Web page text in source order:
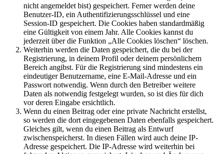
nicht angemeldet bist) gespeichert. Ferner werden deine
Benutzer-ID, ein Authentifizierungsschlüssel und eine
Session-ID gespeichert. Die Cookies haben standardmäßig
eine Gültigkeit von einem Jahr. Alle Cookies kannst du
jederzeit über die Funktion „Alle Cookies löschen“ löschen.
Weiterhin werden die Daten gespeichert, die du bei der
Registrierung, in deinem Profil oder deinem persönlichem
Bereich angibst. Für die Registrierung sind mindestens ein
eindeutiger Benutzername, eine E-Mail-Adresse und ein
Passwort notwendig. Wenn durch den Betreiber weitere
Daten als notwendig festgelegt wurden, so ist dies für dich
vor deren Eingabe ersichtlich.
Wenn du einen Beitrag oder eine private Nachricht erstellst,
so werden die dort eingegebenen Daten ebenfalls gespeichert.
Gleiches gilt, wenn du einen Beitrag als Entwurf
zwischenspeicherst. In diesen Fällen wird auch deine IP-
Adresse gespeichert. Die IP-Adresse wird weiterhin bei